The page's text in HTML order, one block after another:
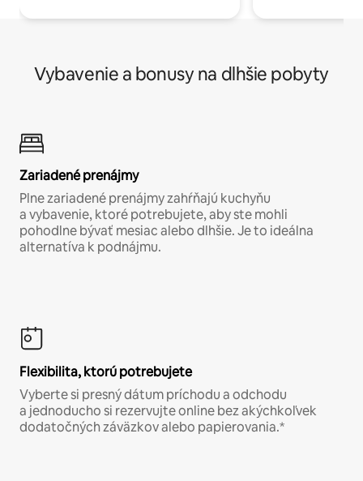
Vybavenie a bonusy na dlhšie pobyty
Zariadené prenájmy
Plne zariadené prenájmy zahŕňajú kuchyňu
a vybavenie, ktoré potrebujete, aby ste mohli
pohodlne bývať mesiac alebo dlhšie. Je to ideálna
alternatíva k podnájmu.
Flexibilita, ktorú potrebujete
Vyberte si presný dátum príchodu a odchodu
a jednoducho si rezervujte online bez akýchkoľvek
dodatočných záväzkov alebo papierovania.*